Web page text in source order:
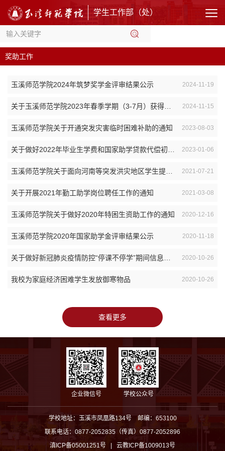
学生工作部（处）
奖助工作
2024-11-19
玉溪师范学院2024年筑梦奖学金评审结果公示
2024-11-15
关于玉溪师范学院2023年春季学期（3-7月）获得国家助学金资格学生更换的公示
2023-08-03
玉溪师范学院关于开通突发灾害临时困难补助的通知
2023-01-06
关于做好2022年毕业生学费和国家助学贷款代偿初审工作的通知
2021-07-21
玉溪师范学院关于面向河南等突发洪灾地区学生提供临时困难补助的通知
2021-03-08
关于开展2021年勤工助学岗位聘任工作的通知
2020-12-16
玉溪师范学院关于做好2020年特困生资助工作的通知
2020-11-18
玉溪师范学院2020年国家助学金评审结果公示
2020-10-26
关于做好新冠肺炎疫情防控“停课不停学”期间信息通讯行业助教助学工作的通知
2020-10-26
我校为家庭经济困难学生发放御寒物品
查看更多
企业微信号 学校公众号
学校地址：玉溪市凤凰路134号 邮编：653100
联系电话：0877-2052835（传真）0877-2052896
滇ICP备05001251号 | 云教ICP备1009013号